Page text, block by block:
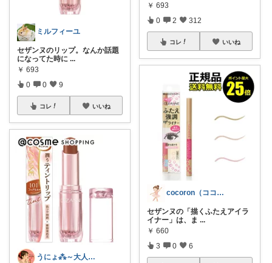
ミルフィーユ
セザンヌのリップ。なんか話題
になってた時に ...
￥ 693
0 0 9
コレ いいね
うにょ⁂～大人女子×美と健康を科学する～
￥ 693
0 2 312
コレ いいね
cocoron（ココロン）
セザンヌの「描くふたえアイラ
イナー」は、ま ...
￥ 660
3 0 6